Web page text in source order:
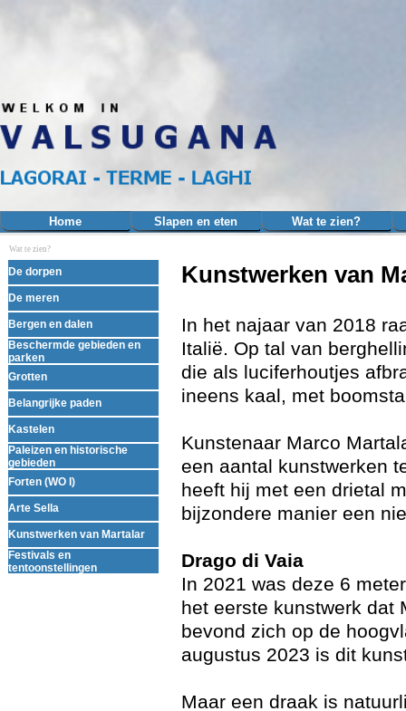
Home Slapen en eten ▼
Wat te zien?
Wat te zien?
Menu overslaan
De dorpen
De meren
Bergen en dalen
Beschermde gebieden en
parken
Grotten
Belangrijke paden
Kastelen
Paleizen en historische
gebieden
Forten (WO I)
Arte Sella
Kunstwerken van Martalar
Festivals en
tentoonstellingen
Kunstwerken van
In het najaar van 2018
Italië. Op tal van
die als luciferhoutjes
ineens kaal, met
Kunstenaar Marco
een aantal kunstwerken
heeft hij met een drietal
bijzondere manier een
Drago di Vaia
In 2021 was deze 6
het eerste kunstwerk dat
bevond zich op de
augustus 2023 is dit
Maar een draak is